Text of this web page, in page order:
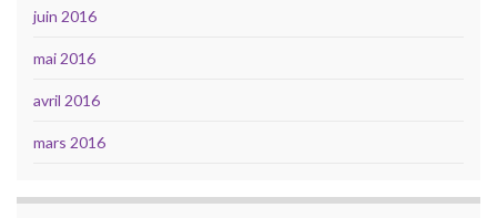
juin 2016
mai 2016
avril 2016
mars 2016